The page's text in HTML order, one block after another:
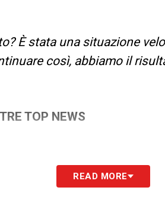
È stata una situazione
così, abbiamo il
TOP NEWS
READ MORE